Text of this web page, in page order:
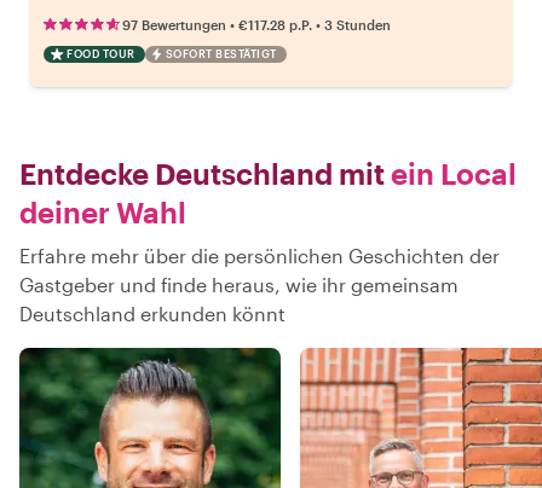
97 Bewertungen • €117.28 p.P. • 3 Stunden
FOOD TOUR SOFORT BESTÄTIGT
Entdecke Deutschland mitein Local
deiner Wahl
Erfahre mehr über die persönlichen Geschichten der
Gastgeber und finde heraus, wie ihr gemeinsam
Deutschland erkunden könnt